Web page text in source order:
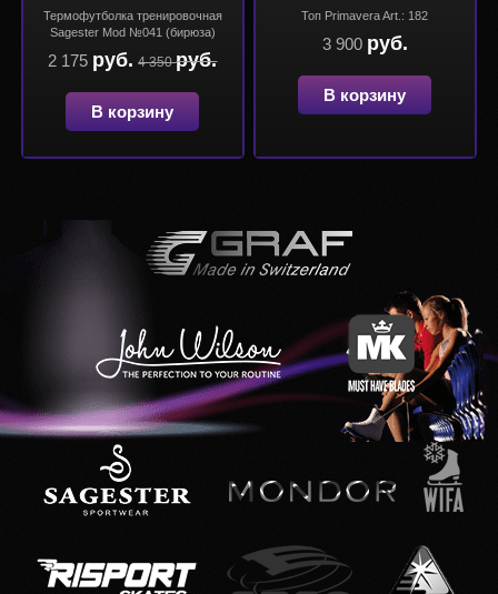
Термофутболка тренировочная
Sagester Mod №041 (бирюза)
2 175 руб. 4 350руб.
В корзину
Топ Primavera Art.: 182
3 900 руб.
В корзину